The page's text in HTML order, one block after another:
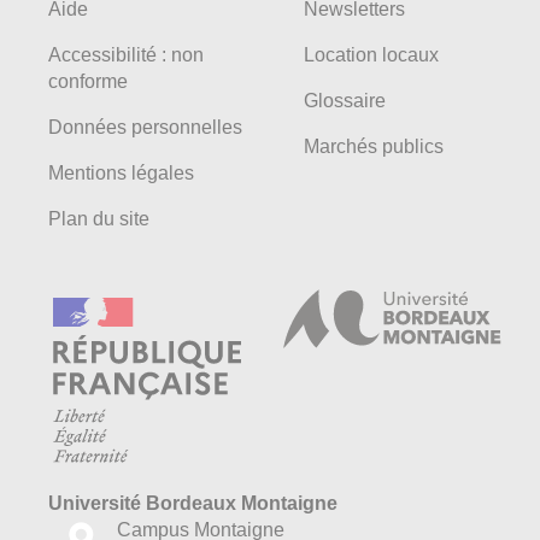
Aide
Accessibilité : non
conforme
Données personnelles
Mentions légales
Plan du site
Newsletters
Location locaux
Glossaire
Marchés publics
Université Bordeaux Montaigne
Campus Montaigne